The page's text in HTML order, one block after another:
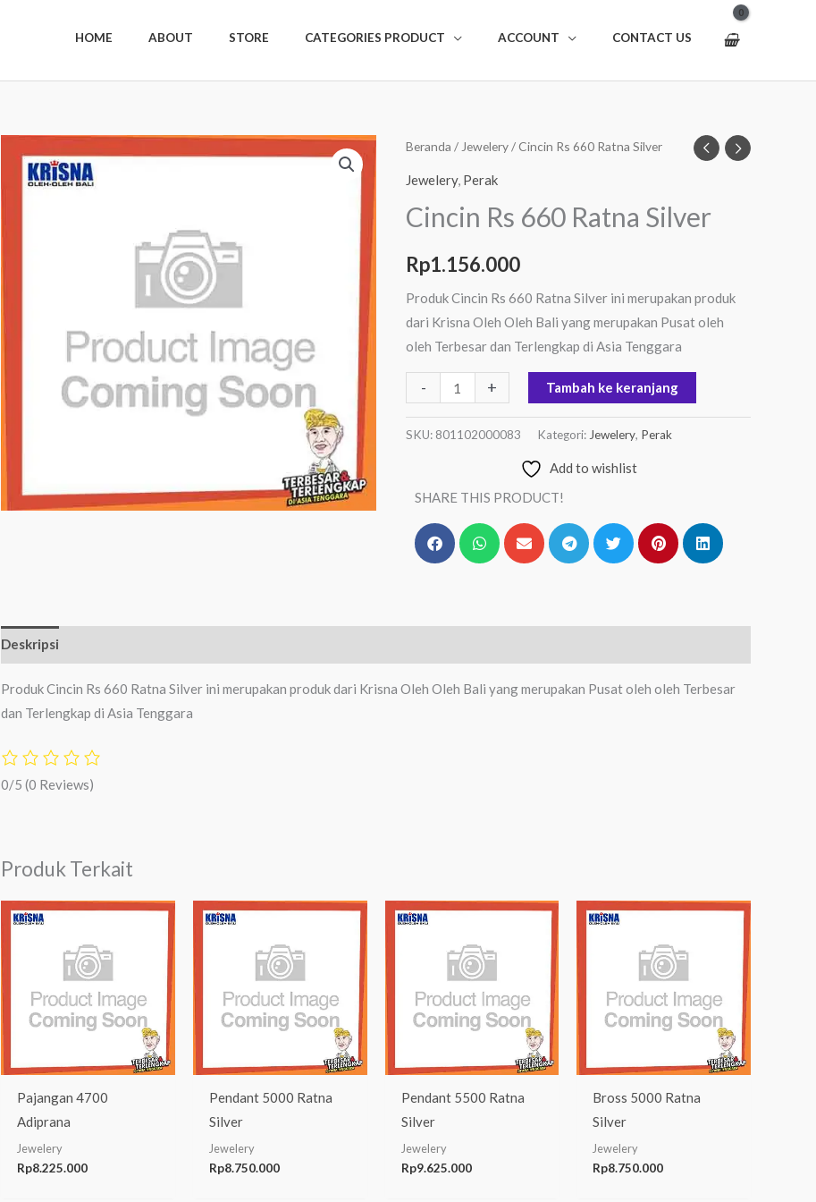
HOME ABOUT STORE CATEGORIES PRODUCT ACCOUNT CONTACT US
Beranda / Jewelery/ Cincin Rs 660 Ratna Silver
Jewelery, Perak
Cincin Rs 660 Ratna Silver
Rp1.156.000
Produk Cincin Rs 660 Ratna Silver ini merupakan produk
dari Krisna Oleh Oleh Bali yang merupakan Pusat oleh
oleh Terbesar dan Terlengkap di Asia Tenggara
-
Kuantitas
660
Silver
+ Tambah ke keranjang
SKU: 801102000083 Kategori: Jewelery, Perak
Add to wishlist
SHARE THIS PRODUCT!
Deskripsi
Produk Cincin Rs 660 Ratna Silver ini merupakan produk dari Krisna Oleh Oleh Bali yang merupakan Pusat oleh oleh Terbesar
dan Terlengkap di Asia Tenggara
0/5 (0 Reviews)
Produk Terkait
Pajangan 4700
Adiprana
Jewelery
Rp8.225.000
Pendant 5000 Ratna
Silver
Jewelery
Rp8.750.000
Pendant 5500 Ratna
Silver
Jewelery
Rp9.625.000
Bross 5000 Ratna
Silver
Jewelery
Rp8.750.000